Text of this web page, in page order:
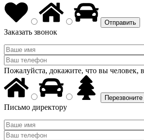
Заказать звонок
Пожалуйста, докажите, что вы человек,
Письмо директору